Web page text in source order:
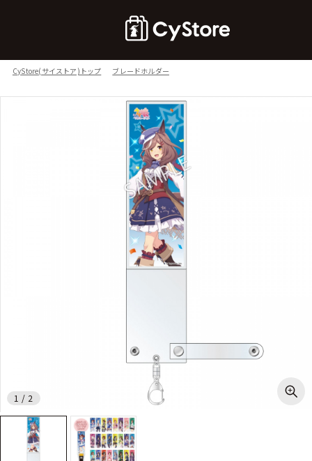
CyStore(サイストア)トップ ブレードホルダー
1 / 2